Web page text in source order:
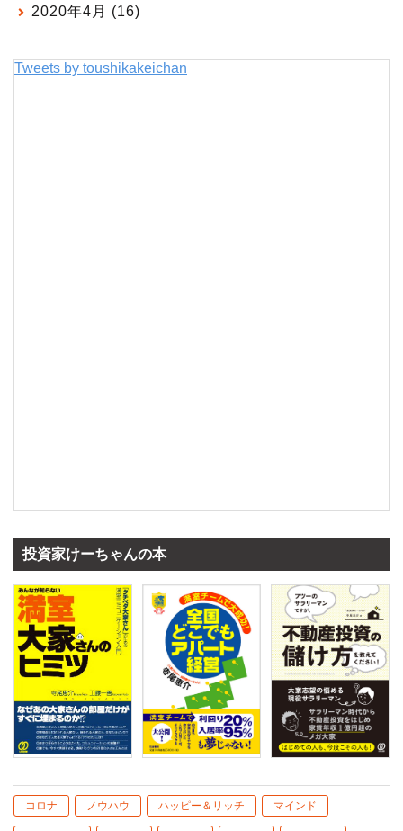
2020年4月 (16)
Tweets by toushikakeichan
投資家けーちゃんの本
コロナ ノウハウ ハッピー＆リッチ マインド